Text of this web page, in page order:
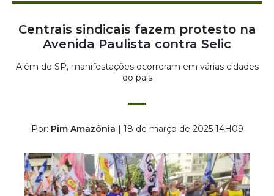
Centrais sindicais fazem protesto na
Avenida Paulista contra Selic
Além de SP, manifestações ocorreram em várias cidades
do país
Por: Pim Amazônia | 18 de março de 2025 14H09